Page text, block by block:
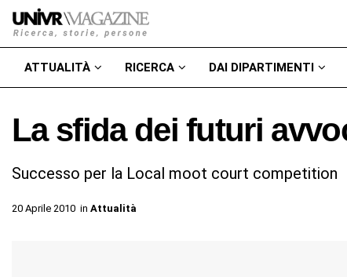
ATTUALITÀ RICERCA DAI DIPARTIMENTI
La sfida dei futuri
Successo per la Local moot court competition
20 Aprile 2010 in Attualità